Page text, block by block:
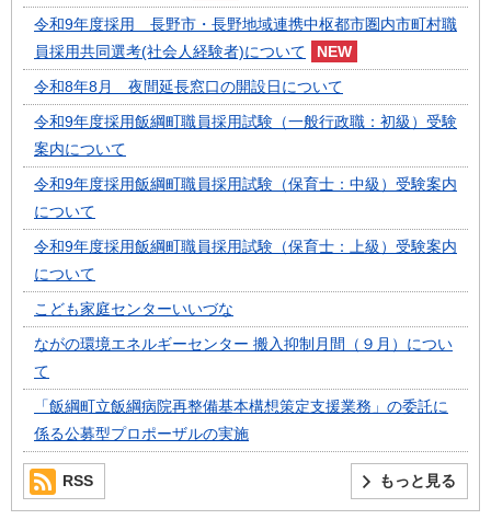
令和9年度採用 長野市・長野地域連携中枢都市圏内市町村職
員採用共同選考(社会人経験者)について
令和8年8月 夜間延長窓口の開設日について
令和9年度採用飯綱町職員採用試験（一般行政職：初級）受験
案内について
令和9年度採用飯綱町職員採用試験（保育士：中級）受験案内
について
令和9年度採用飯綱町職員採用試験（保育士：上級）受験案内
について
こども家庭センターいいづな
ながの環境エネルギーセンター 搬入抑制月間（９月）につい
て
「飯綱町立飯綱病院再整備基本構想策定支援業務」の委託に
係る公募型プロポーザルの実施
もっと見る
RSS